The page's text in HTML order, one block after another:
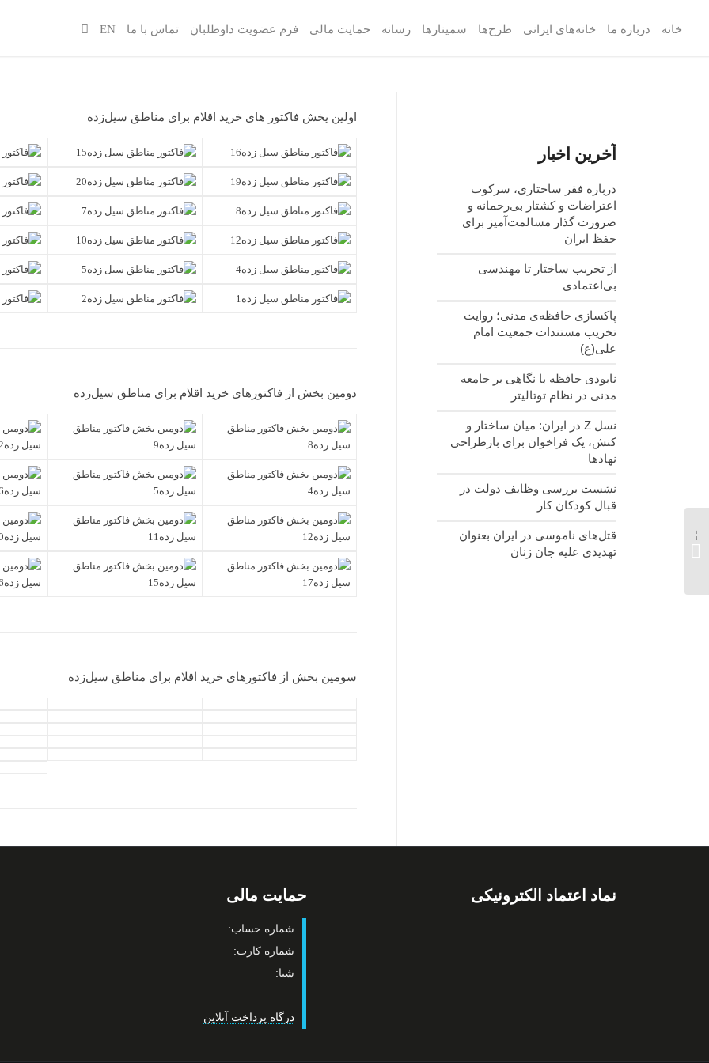
خانه درباره ما خانه‌های ایرانی طرح‌ها سمینارها رسانه حمایت مالی فرم عضویت داوطلبان تماس با ما EN
اولین یخش فاکتور های خرید اقلام برای مناطق سیل‌زده
دومین بخش از فاکتورهای خرید اقلام برای مناطق سیل‌زده
سومین بخش از فاکتورهای خرید اقلام برای مناطق سیل‌زده
آخرین اخبار
درباره فقر ساختاری، سرکوب
اعتراضات و کشتار بی‌رحمانه و
ضرورت گذار مسالمت‌آمیز برای
حفظ ایران
از تخریب ساختار تا مهندسی
بی‌اعتمادی
پاکسازی حافظه‌ی مدنی؛ روایت
تخریب مستندات جمعیت امام
علی(ع)
نابودی حافظه با نگاهی بر جامعه
مدنی در نظام توتالیتر
نسل‌ Z در ایران: میان ساختار و
کنش، یک فراخوان برای بازطراحی
نهادها
نشست بررسی وظایف دولت در
قبال کودکان کار
قتل‌های ناموسی در ایران بعنوان
تهدیدی علیه جان زنان
حمایت مالی
شماره حساب:
شماره کارت:
شبا:
درگاه پرداخت آنلاین
نماد اعتماد الکترونیکی
گزارش اقلام توزیع شده
توسط جمعیت امام
علی(ع) در مناطق